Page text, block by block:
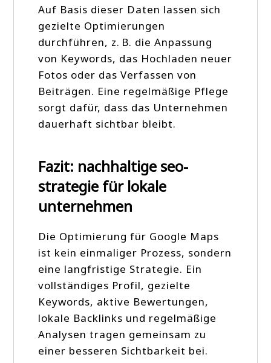
Auf Basis dieser Daten lassen sich
gezielte Optimierungen
durchführen, z. B. die Anpassung
von Keywords, das Hochladen neuer
Fotos oder das Verfassen von
Beiträgen. Eine regelmäßige Pflege
sorgt dafür, dass das Unternehmen
dauerhaft sichtbar bleibt.
Fazit: nachhaltige seo-
strategie für lokale
unternehmen
Die Optimierung für Google Maps
ist kein einmaliger Prozess, sondern
eine langfristige Strategie. Ein
vollständiges Profil, gezielte
Keywords, aktive Bewertungen,
lokale Backlinks und regelmäßige
Analysen tragen gemeinsam zu
einer besseren Sichtbarkeit bei.